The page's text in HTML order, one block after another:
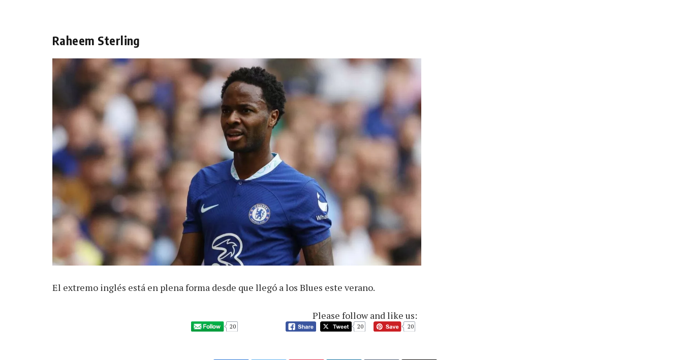
Raheem Sterling
El extremo inglés está en plena forma desde que llegó a los Blues este verano.
Please follow and like us:
20 20 20